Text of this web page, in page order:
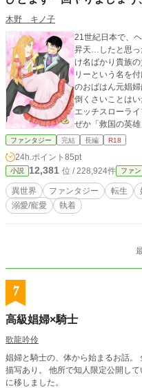
木野 キノ子
21世紀日本で、
昇天…したと思っ
け名ばかり貴族の貴族令
リーという名を
のおばはん元娼
倒くさいことはい
エッチスローライ
ぜか「救国の英
れる…。 ハッキリ言って、イ・ヤ・だ！！ なんでかって？
ん！！ そんな女の
は言え、この公
シャ！！ 一体どうしたら、
いい悩みを抱え
ファンタジー 完結 長編 R18
24h.ポイント 85pt
小説 12,381 位 / 228,924件 ファ
異世界 ファンタジー 転生
溺愛/寵愛
執着
7
高級娼婦×騎士
歌龍吟伶
娼婦と騎士の、体から始まるお話。 全3話の短編です。 全話に性的な表現、性
描写あり。 他所で知人限定公開していましたが、サービス終了との事でこちら
に移しました。